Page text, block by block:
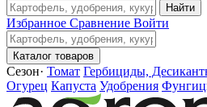
Найти
Избранное Сравнение Войти
Каталог товаров
Сезон· Томат Гербициды,
Огурец Капуста Удобрения